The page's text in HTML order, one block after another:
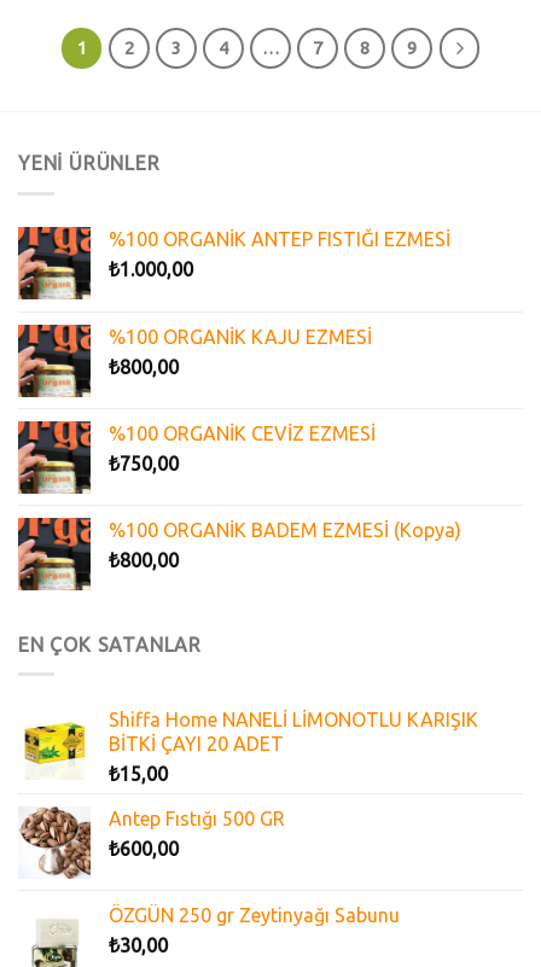
1 2 3 4 … 7 8 9
YENİ ÜRÜNLER
%100 ORGANİK ANTEP FISTIĞI EZMESİ
₺1.000,00
%100 ORGANİK KAJU EZMESİ
₺800,00
%100 ORGANİK CEVİZ EZMESİ
₺750,00
%100 ORGANİK BADEM EZMESİ (Kopya)
₺800,00
EN ÇOK SATANLAR
Shiffa Home NANELİ LİMONOTLU KARIŞIK
BİTKİ ÇAYI 20 ADET
₺15,00
Antep Fıstığı 500 GR
₺600,00
ÖZGÜN 250 gr Zeytinyağı Sabunu
₺30,00